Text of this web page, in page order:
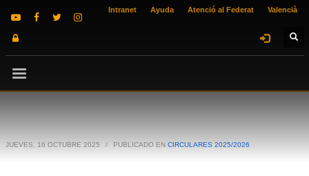
Intranet Ayuda Atenció al Federat Valencià
JUEVES, 16 OCTUBRE 2025 / PUBLICADO EN CIRCULARES 2025/2026